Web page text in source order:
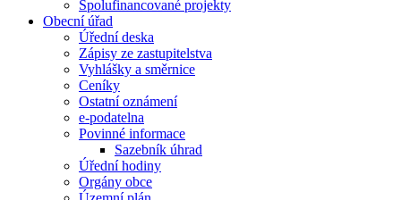
Spolufinancované projekty
Obecní úřad
Úřední deska
Zápisy ze zastupitelstva
Vyhlášky a směrnice
Ceníky
Ostatní oznámení
e-podatelna
Povinné informace
Sazebník úhrad
Úřední hodiny
Orgány obce